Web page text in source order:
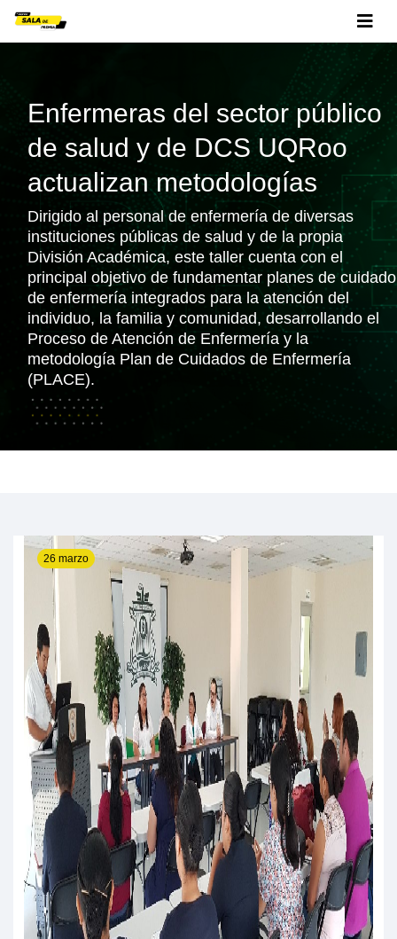
Enfermeras del sector público
de salud y de DCS UQRoo
actualizan metodologías
Dirigido al personal de enfermería de diversas
instituciones públicas de salud y de la propia
División Académica, este taller cuenta con el
principal objetivo de fundamentar planes de cuidado
de enfermería integrados para la atención del
individuo, la familia y comunidad, desarrollando el
Proceso de Atención de Enfermería y la
metodología Plan de Cuidados de Enfermería
(PLACE).
26 marzo